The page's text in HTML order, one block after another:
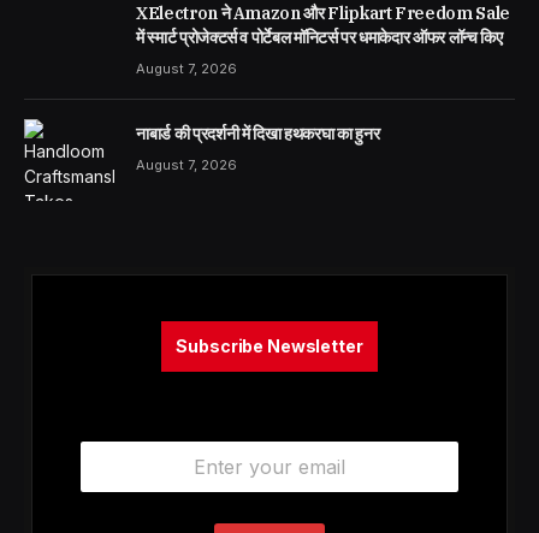
XElectron ने Amazon और Flipkart Freedom Sale
में स्मार्ट प्रोजेक्टर्स व पोर्टेबल मॉनिटर्स पर धमाकेदार ऑफर लॉन्च किए
August 7, 2026
नाबार्ड की प्रदर्शनी में दिखा हथकरघा का हुनर
August 7, 2026
Subscribe Newsletter
E
a